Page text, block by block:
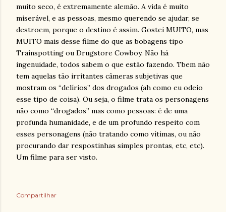
muito seco, é extremamente alemão. A vida é muito
miserável, e as pessoas, mesmo querendo se ajudar, se
destroem, porque o destino é assim. Gostei MUITO, mas
MUITO mais desse filme do que as bobagens tipo
Trainspotting ou Drugstore Cowboy. Não há
ingenuidade, todos sabem o que estão fazendo. Tbem não
tem aquelas tão irritantes câmeras subjetivas que
mostram os “delírios” dos drogados (ah como eu odeio
esse tipo de coisa). Ou seja, o filme trata os personagens
não como “drogados” mas como pessoas: é de uma
profunda humanidade, e de um profundo respeito com
esses personagens (não tratando como vítimas, ou não
procurando dar respostinhas simples prontas, etc, etc).
Um filme para ser visto.
Compartilhar